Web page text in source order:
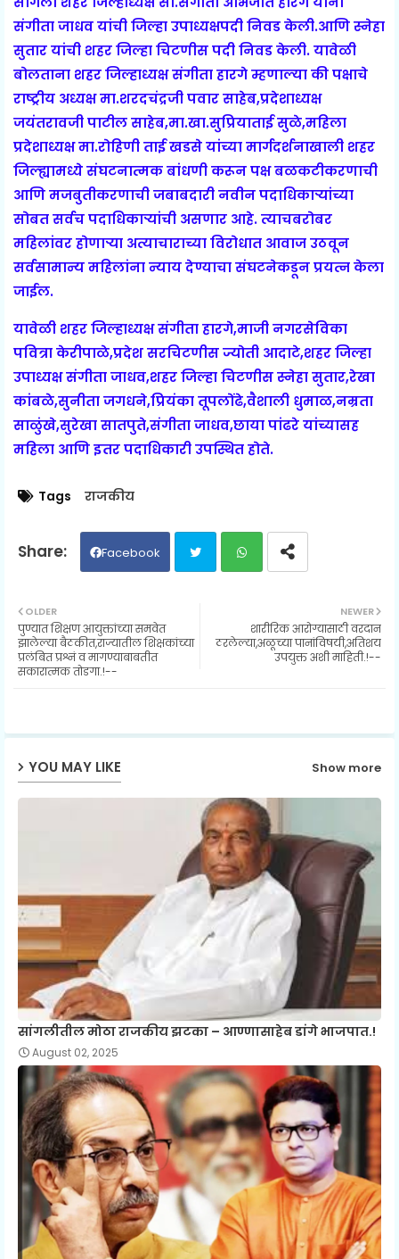
संगीता जाधव यांची जिल्हा उपाध्यक्षपदी निवड केली.आणि स्नेहा
सुतार यांची शहर जिल्हा चिटणीस पदी निवड केली. यावेळी
बोलताना शहर जिल्हाध्यक्ष संगीता हारगे म्हणाल्या की पक्षाचे
राष्ट्रीय अध्यक्ष मा.शरदचंद्रजी पवार साहेब,प्रदेशाध्यक्ष
जयंतरावजी पाटील साहेब,मा.खा.सुप्रियाताई सुळे,महिला
प्रदेशाध्यक्ष मा.रोहिणी ताई खडसे यांच्या मार्गदर्शनाखाली शहर
जिल्ह्यामध्ये संघटनात्मक बांधणी करून पक्ष बळकटीकरणाची
आणि मजबुतीकरणाची जबाबदारी नवीन पदाधिकाऱ्यांच्या
सोबत सर्वच पदाधिकाऱ्यांची असणार आहे. त्याचबरोबर
महिलांवर होणाऱ्या अत्याचाराच्या विरोधात आवाज उठवून
सर्वसामान्य महिलांना न्याय देण्याचा संघटनेकडून प्रयत्न केला
जाईल.
यावेळी शहर जिल्हाध्यक्ष संगीता हारगे,माजी नगरसेविका
पवित्रा केरीपाळे,प्रदेश सरचिटणीस ज्योती आदाटे,शहर जिल्हा
उपाध्यक्ष संगीता जाधव,शहर जिल्हा चिटणीस स्नेहा सुतार,रेखा
कांबळे,सुनीता जगधने,प्रियंका तूपलोंढे,वैशाली धुमाळ,नम्रता
साळुंखे,सुरेखा सातपुते,संगीता जाधव,छाया पांढरे यांच्यासह
महिला आणि इतर पदाधिकारी उपस्थित होते.
Tags राजकीय
Facebook
ats
NEWER
शारीरिक आरोग्यासाठी वरदान
ठरलेल्या,अळूच्या पानांविषयी,अतिशय
उपयुक्त अशी माहिती.!--
OLDER
पुण्यात शिक्षण आयुक्तांच्या समवेत
झालेल्या बैठकीत,राज्यातील शिक्षकांच्या
प्रलंबित प्रश्नं व मागण्याबाबतीत
सकारात्मक तोडगा.!--
YOU MAY LIKE Show more
सांगलीतील मोठा राजकीय झटका – आण्णासाहेब डांगे भाजपात.!
August 02, 2025